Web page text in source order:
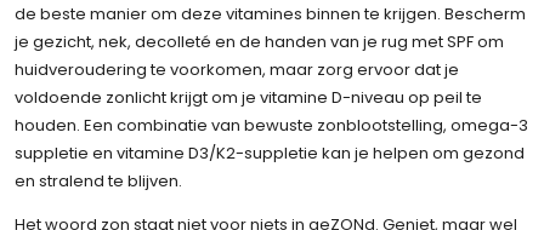
de beste manier om deze vitamines binnen te krijgen. Bescherm
je gezicht, nek, decolleté en de handen van je rug met SPF om
huidveroudering te voorkomen, maar zorg ervoor dat je
voldoende zonlicht krijgt om je vitamine D-niveau op peil te
houden. Een combinatie van bewuste zonblootstelling, omega-3
suppletie en vitamine D3/K2-suppletie kan je helpen om gezond
en stralend te blijven.
Het woord zon staat niet voor niets in geZONd. Geniet, maar wel